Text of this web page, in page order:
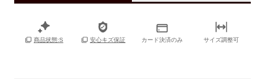
商品状態:S 安心キズ保証 カード決済のみ サイズ調整可